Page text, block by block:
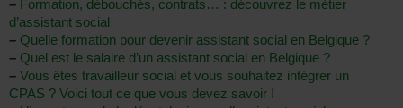
– Formation, débouchés, contrats… : découvrez le métier
d’assistant social
– Quelle formation pour devenir assistant social en Belgique ?
– Quel est le salaire d’un assistant social en Belgique ?
– Vous êtes travailleur social et vous souhaitez intégrer un
CPAS ? Voici tout ce que vous devez savoir !